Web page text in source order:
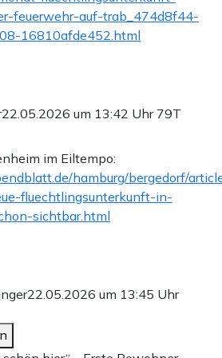
feuerwehr-auf-trab_474d8f44-
16810afde452.html
22.05.2026 um 13:42 Uhr 79T
im Eiltempo:
hamburg/bergedorf/
fluechtlingsunterkunft-in-
sichtbar.html
22.05.2026 um 13:45 Uhr